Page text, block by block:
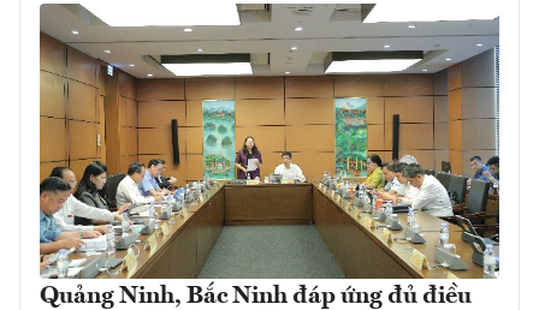
Quảng Ninh, Bắc Ninh đáp ứng đủ điều